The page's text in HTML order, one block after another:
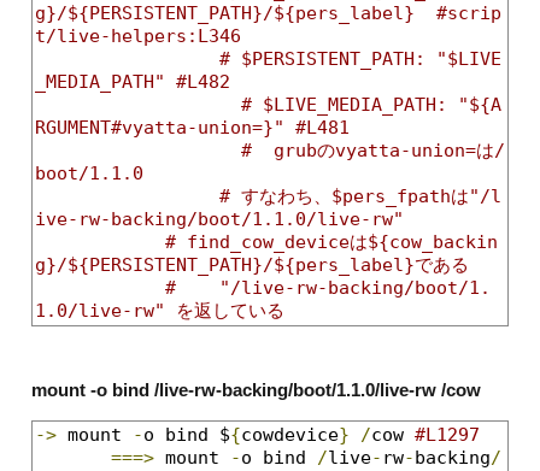
g}/${PERSISTENT_PATH}/${pers_label}  #scrip
t/live-helpers:L346
# $PERSISTENT_PATH: "$LIVE
_MEDIA_PATH" #L482
# $LIVE_MEDIA_PATH: "${A
RGUMENT#vyatta-union=}" #L481
#  grubのvyatta-union=は/
boot/1.1.0
# すなわち、$pers_fpathは"/l
ive-rw-backing/boot/1.1.0/live-rw"
# find_cow_deviceは${cow_backin
g}/${PERSISTENT_PATH}/${pers_label}である
#    "/live-rw-backing/boot/1.
1.0/live-rw" を返している
mount -o bind /live-rw-backing/boot/1.1.0/live-rw /cow
-> mount -o bind ${cowdevice} /cow #L1297
===> mount -o bind /live- rw- backing/